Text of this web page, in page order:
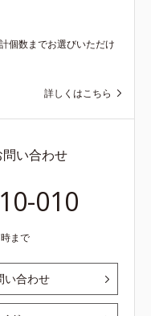
個数までお選びいただけ
詳しくはこちら
い合わせ
010
まで
い合わせ